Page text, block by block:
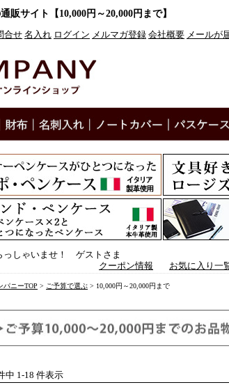
サイト【10,000円～20,000円まで】
合せ 名入れ ログイン メルマガ登録 会社概要 メールが
っしゃいませ！ ゲストさま
クーポン情報
お気に入り一
パニーTOP > ご予算で選ぶ > 10,000円～20,000円まで
中 1-18 件表示